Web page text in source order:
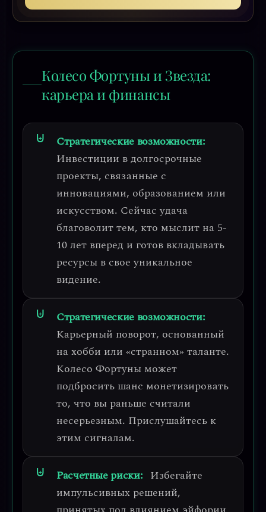
Колесо Фортуны и Звезда:
карьера и финансы
Стратегические возможности:
Инвестиции в долгосрочные
проекты, связанные с
инновациями, образованием или
искусством. Сейчас удача
благоволит тем, кто мыслит на 5-
10 лет вперед и готов вкладывать
ресурсы в свое уникальное
видение.
Стратегические возможности:
Карьерный поворот, основанный
на хобби или «странном» таланте.
Колесо Фортуны может
подбросить шанс монетизировать
то, что вы раньше считали
несерьезным. Прислушайтесь к
этим сигналам.
Расчетные риски: Избегайте
импульсивных решений,